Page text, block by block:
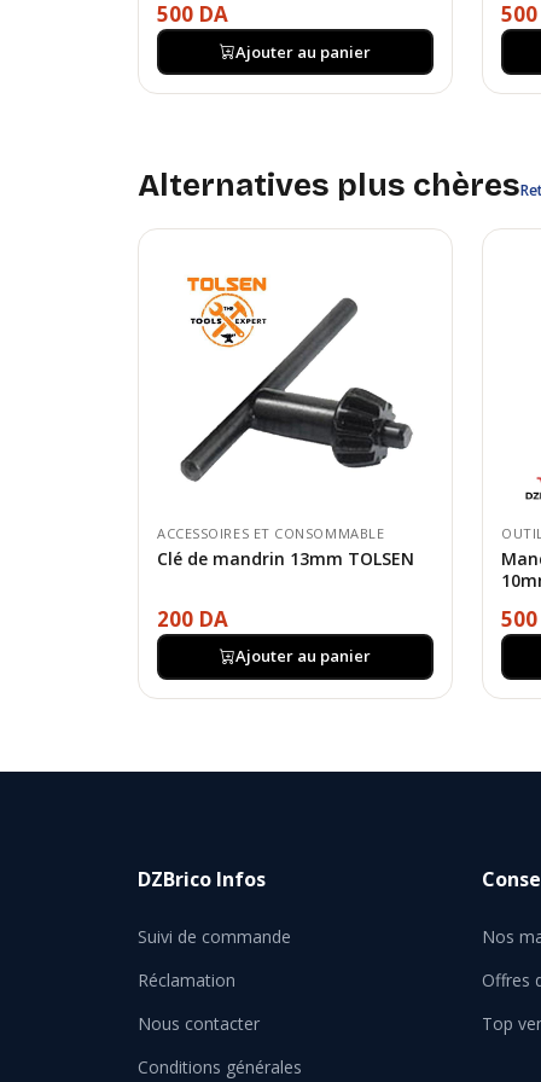
500 DA
Ajouter au panier
Alternatives plus chères
ACCESSOIRES ET CONSOMMABLE
Clé de mandrin 13mm TOLSEN
200 DA
Ajouter au panier
DZBrico Infos
Suivi de commande
Réclamation
Nous contacter
Conditions générales
Nos
Offres
Top